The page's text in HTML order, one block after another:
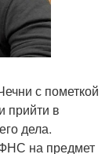
с пометкой
прийти в
дела.
на предмет